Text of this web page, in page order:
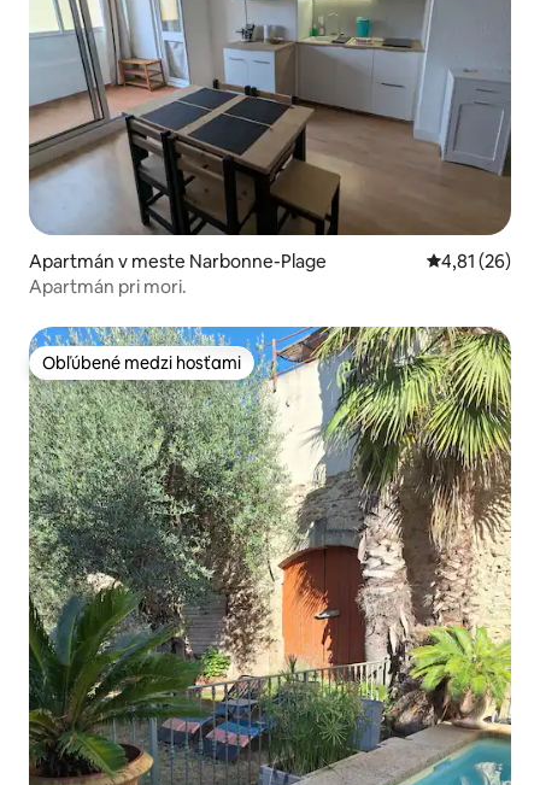
Apartmán v meste Narbonne-Plage Priemerné
4,81 (26)
Apartmán pri mori.
Obľúbené medzi hosťami
Obľúbené medzi hosťami